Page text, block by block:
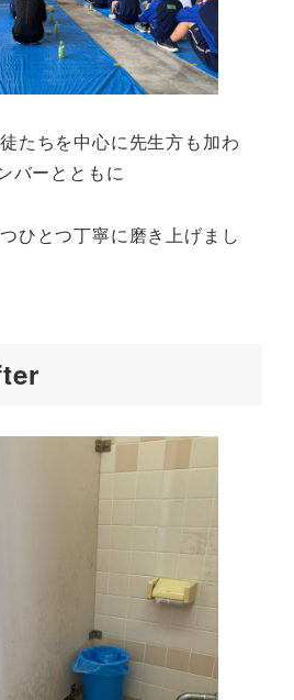
たちを中心に先生方も加わ
バーとともに
ひとつ丁寧に磨き上げまし